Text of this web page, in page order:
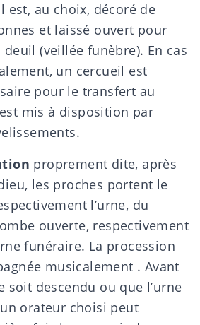
est, au choix, décoré de
et laissé ouvert pour
(veillée funèbre). En cas
un cercueil est
pour le transfert au
mis à disposition par
proprement dite, après
les proches portent le
l’urne, du
ouverte, respectivement
funéraire. La procession
musicalement . Avant
soit descendu ou que l’urne
orateur choisi peut